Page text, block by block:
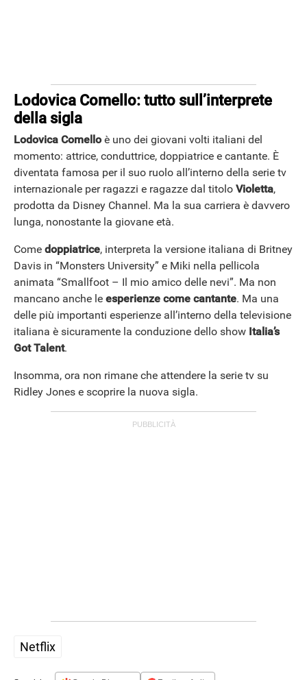
ANDROID
Lodovica Comello: tutto sull’interprete
della sigla
Lodovica Comelloè uno dei giovani volti italiani del
momento: attrice, conduttrice, doppiatrice e cantante. È
diventata famosa per il suo ruolo all’interno della serie tv
internazionale per ragazzi e ragazze dal titolo Violetta,
prodotta da Disney Channel. Ma la sua carriera è davvero
lunga, nonostante la giovane età.
Come doppiatrice, interpreta la versione italiana di Britney
Davis in “Monsters University” e Miki nella pellicola
animata “Smallfoot – Il mio amico delle nevi”. Ma non
mancano anche le esperienze come cantante. Ma una
delle più importanti esperienze all’interno della televisione
italiana è sicuramente la conduzione dello show Italia’s
Got Talent.
Insomma, ora non rimane che attendere la serie tv su
Ridley Jones e scoprire la nuova sigla.
Netflix